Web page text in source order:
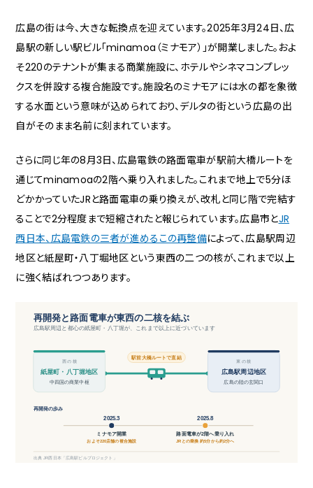
広島の街は今、大きな転換点を迎えています。2025年3月24日、広
島駅の新しい駅ビル「minamoa（ミナモア）」が開業しました。およ
そ220のテナントが集まる商業施設に、ホテルやシネマコンプレッ
クスを併設する複合施設です。施設名のミナモアには水の都を象徴
する水面という意味が込められており、デルタの街という広島の出
自がそのまま名前に刻まれています。
さらに同じ年の8月3日、広島電鉄の路面電車が駅前大橋ルートを
通じてminamoaの2階へ乗り入れました。これまで地上で5分ほ
どかかっていたJRと路面電車の乗り換えが、改札と同じ階で完結す
ることで2分程度まで短縮されたと報じられています。広島市とJR
西日本、広島電鉄の三者が進めるこの再整備によって、広島駅周辺
地区と紙屋町・八丁堀地区という東西の二つの核が、これまで以上
に強く結ばれつつあります。
再開発と路面電車が東西の二核を結ぶ
広島駅周辺と都心の紙屋町・八丁堀が、これまで以上に近づいています
駅前大橋ルートで直結
西の核
紙屋町・八丁堀地区
中四国の商業中枢
東の核
広島駅周辺地区
広島の陸の玄関口
再開発の歩み
2025.3
ミナモア開業
およそ220店舗の複合施設
2025.8
路面電車が2階へ乗り入れ
JRとの乗換 約5分から約2分へ
出典 JR西日本「広島駅ビルプロジェクト」